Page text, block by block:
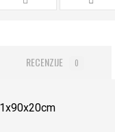
RECENZIJE 0